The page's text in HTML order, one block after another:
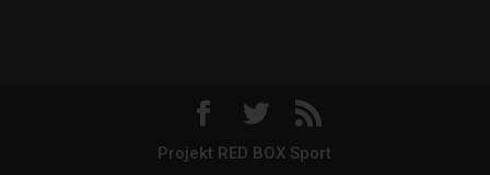
Projekt RED BOX Sport